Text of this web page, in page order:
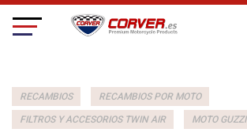
RECAMBIOS RECAMBIOS POR MOTO
FILTROS Y ACCESORIOS TWIN AIR MOTO GUZZI